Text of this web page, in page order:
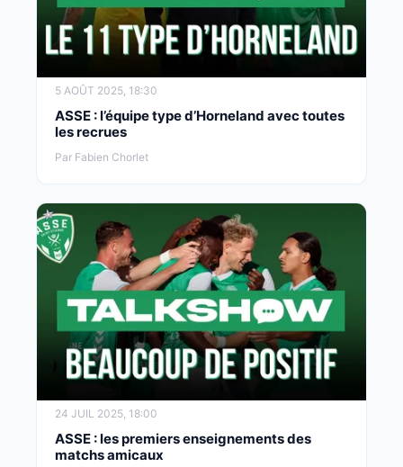
5 AOÛT 2025, 18:30
ASSE : l’équipe type d’Horneland avec toutes
les recrues
Par Fabien Chorlet
24 JUIL 2025, 18:00
ASSE : les premiers enseignements des
matchs amicaux